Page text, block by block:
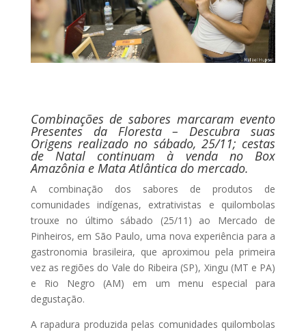
Combinações de sabores marcaram evento
Presentes da Floresta – Descubra suas
Origens realizado no sábado, 25/11; cestas
de Natal continuam à venda no Box
Amazônia e Mata Atlântica do mercado.
A combinação dos sabores de produtos de
comunidades indígenas, extrativistas e quilombolas
trouxe no último sábado (25/11) ao Mercado de
Pinheiros, em São Paulo, uma nova experiência para a
gastronomia brasileira, que aproximou pela primeira
vez as regiões do Vale do Ribeira (SP), Xingu (MT e PA)
e Rio Negro (AM) em um menu especial para
degustação.
A rapadura produzida pelas comunidades quilombolas